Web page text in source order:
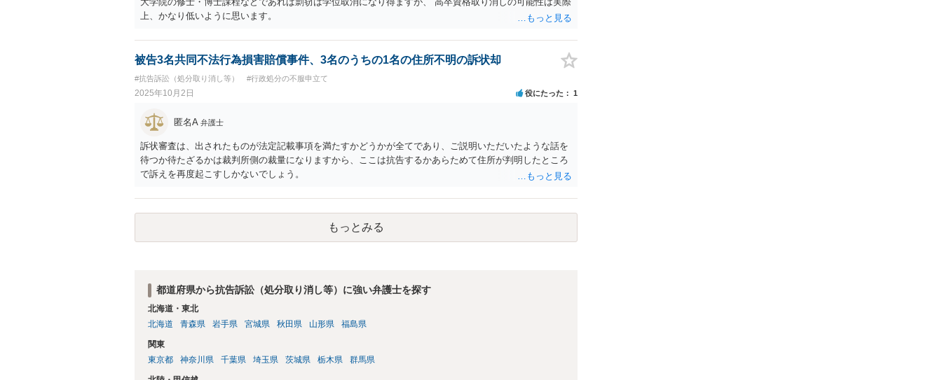
上、かなり低いように思います。
被告3名共同不法行為損害賠償事件、3名のうちの1名の住所不明の訴状却
#抗告訴訟（処分取り消し等） #行政処分の不服申立て
2025年10月2日 役にたった 1
匿名A 弁護士
訴状審査は、出されたものが法定記載事項を満たすかどうかが全てであり、ご説明いただいたような話を
待つか待たざるかは裁判所側の裁量になりますから、ここは抗告するかあらためて住所が判明したところ
で訴えを再度起こすしかないでしょう。
もっとみる
都道府県から抗告訴訟（処分取り消し等）に強い弁護士を探す
北海道・東北
北海道
青森県 岩手県 宮城県 秋田県 山形県 福島県
関東
東京都
神奈川県 千葉県 埼玉県 茨城県 栃木県 群馬県